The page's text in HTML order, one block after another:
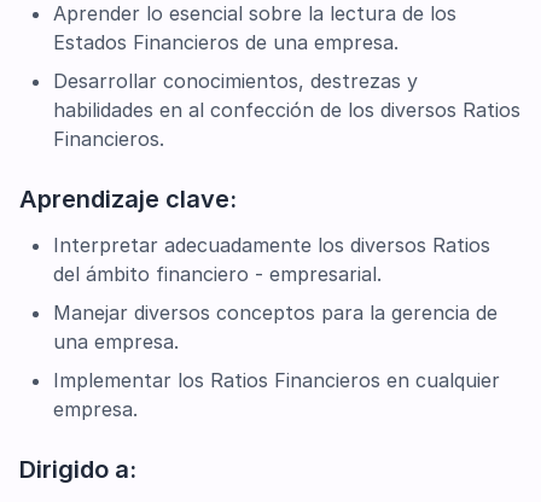
Aprender lo esencial sobre la lectura de los
Estados Financieros de una empresa.
Desarrollar conocimientos, destrezas y
habilidades en al confección de los diversos Ratios
Financieros.
Aprendizaje clave:
Interpretar adecuadamente los diversos Ratios
del ámbito financiero - empresarial.
Manejar diversos conceptos para la gerencia de
una empresa.
Implementar los Ratios Financieros en cualquier
empresa.
Dirigido a: